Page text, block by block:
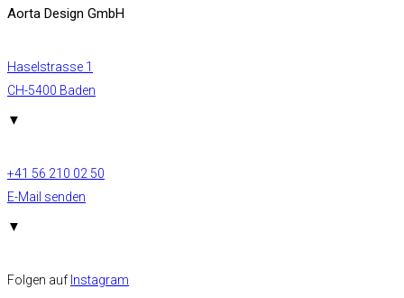
Aorta Design GmbH
Haselstrasse 1
CH-5400 Baden
▼
+41 56 210 02 50
E-Mail senden
▼
Folgen auf Instagram